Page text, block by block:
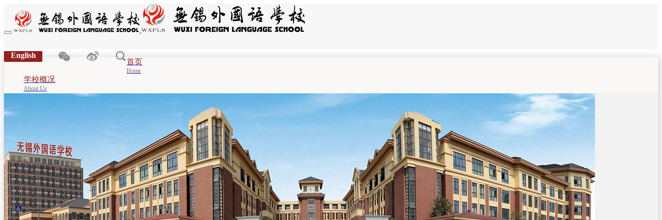
English
首页
Home
学校概况
About Us
Online Registration
招聘专栏
Recruitment
家校同行
Celebration
党群工作
Party work
联系我们
Contact Us